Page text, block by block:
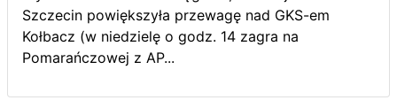
Szczecin powiększyła przewagę nad GKS-em
Kołbacz (w niedzielę o godz. 14 zagra na
Pomarańczowej z AP...